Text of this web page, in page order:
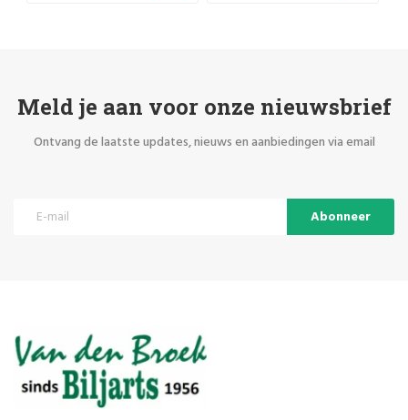
Meld je aan voor onze nieuwsbrief
Ontvang de laatste updates, nieuws en aanbiedingen via email
Abonneer